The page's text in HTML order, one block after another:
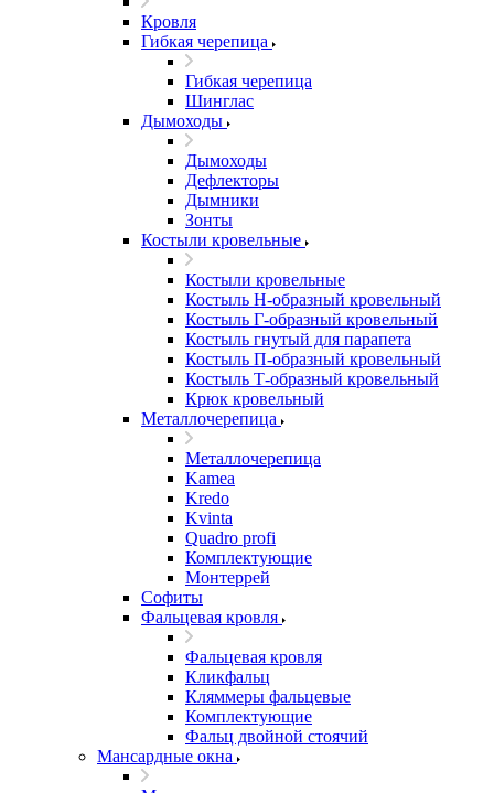
Кровля
Гибкая черепица
Гибкая черепица
Шинглас
Дымоходы
Дымоходы
Дефлекторы
Дымники
Зонты
Костыли кровельные
Костыли кровельные
Костыль H-образный кровельный
Костыль Г-образный кровельный
Костыль гнутый для парапета
Костыль П-образный кровельный
Костыль Т-образный кровельный
Крюк кровельный
Металлочерепица
Металлочерепица
Kamea
Kredo
Kvinta
Quadro profi
Комплектующие
Монтеррей
Софиты
Фальцевая кровля
Фальцевая кровля
Кликфальц
Кляммеры фальцевые
Комплектующие
Фальц двойной стоячий
Мансардные окна